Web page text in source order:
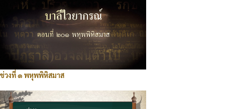
ช่วงที่ ๑ พหุพพิหิสมาส